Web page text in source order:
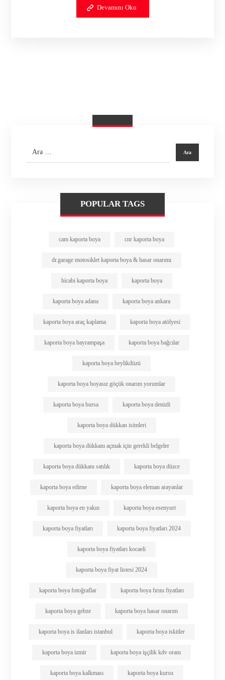
Devamını Oku
POPULAR TAGS
cam kaporta boya cnr kaporta boya
dr.garage motosiklet kaporta boya & hasar onarımı
hicabi kaporta boya kaporta boya
kaporta boya adana kaporta boya ankara
kaporta boya araç kaplama kaporta boya atölyesi
kaporta boya bayrampaşa kaporta boya bağcılar
kaporta boya beylikdüzü
kaporta boya boyasız göçük onarım yorumlar
kaporta boya bursa kaporta boya denizli
kaporta boya dükkan isimleri
kaporta boya dükkanı açmak için gerekli belgeler
kaporta boya dükkanı satılık kaporta boya düzce
kaporta boya edirne kaporta boya eleman arayanlar
kaporta boya en yakın kaporta boya esenyurt
kaporta boya fiyatları kaporta boya fiyatları 2024
kaporta boya fiyatları kocaeli
kaporta boya fiyat listesi 2024
kaporta boya fotoğraflar kaporta boya fırını fiyatları
kaporta boya gebze kaporta boya hasar onarım
kaporta boya is ilanları istanbul kaporta boya iskitler
kaporta boya izmir kaporta boya işçilik kdv oranı
kaporta boya kalkması kaporta boya kursu